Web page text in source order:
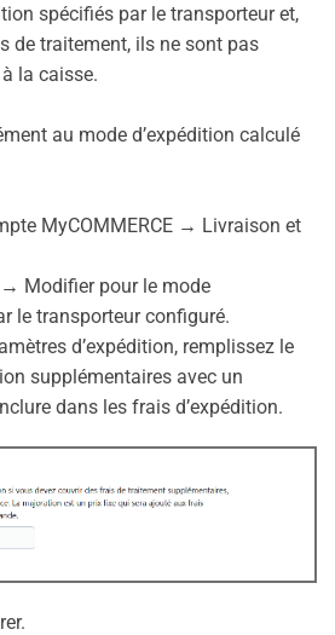
spécifiés par le transporteur et,
de traitement, ils ne sont pas
la caisse.
au mode d’expédition calculé
MyCOMMERCE → Livraison et
Modifier pour le mode
le transporteur configuré.
d’expédition, remplissez le
supplémentaires avec un
dans les frais d’expédition.